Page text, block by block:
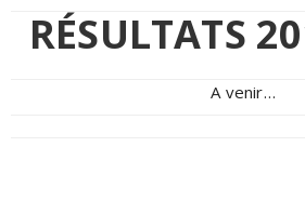
RÉSULTATS
A venir…